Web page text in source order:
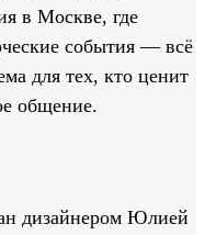
в Москве, где
события — всё
для тех, кто ценит
общение.
дизайнером Юлией